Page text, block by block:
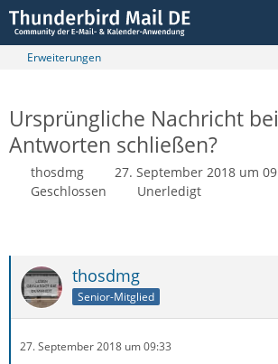
Erweiterungen
Ursprüngliche Nachricht
Antworten schließen?
thosdmg
27. September 2018 um
Geschlossen
Unerledigt
thosdmg
Senior-Mitglied
27. September 2018 um 09:33